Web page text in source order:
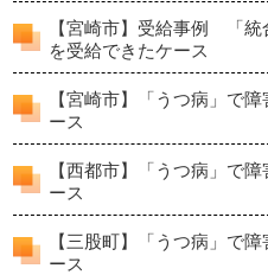
【宮崎市】受給事例 「統
を受給できたケース
【宮崎市】「うつ病」で
ース
【西都市】「うつ病」で
ース
【三股町】「うつ病」で
ース